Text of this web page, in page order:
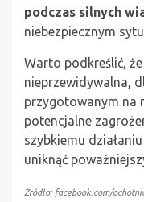
podczas silnych
niebezpiecznym
Warto podkreślić,
nieprzewidywalna,
przygotowanym na
potencjalne
szybkiemu
uniknąć
Źródło: facebook.com/